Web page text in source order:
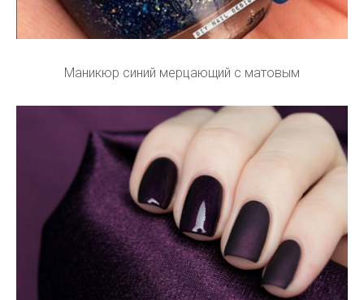
Маникюр синий мерцающий с матовым